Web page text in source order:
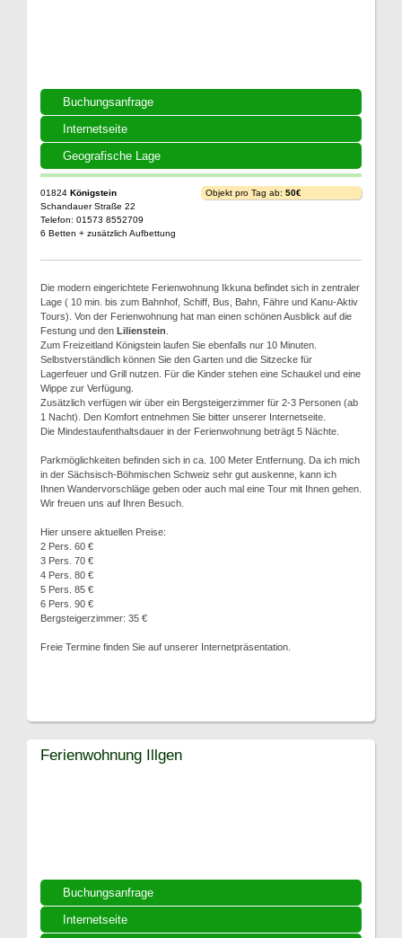
Buchungsanfrage
Internetseite
Geografische Lage
01824 Königstein
Schandauer Straße 22
Telefon: 01573 8552709
6 Betten + zusätzlich Aufbettung
Objekt pro Tag ab: 50€
Die modern eingerichtete Ferienwohnung Ikkuna befindet sich in zentraler
Lage ( 10 min. bis zum Bahnhof, Schiff, Bus, Bahn, Fähre und Kanu-Aktiv
Tours). Von der Ferienwohnung hat man einen schönen Ausblick auf die
Festung und den Lilienstein
Zum Freizeitland Königstein laufen Sie ebenfalls nur 10 Minuten.
Selbstverständlich können Sie den Garten und die Sitzecke für
Lagerfeuer und Grill nutzen. Für die Kinder stehen eine Schaukel und eine
Wippe zur Verfügung.
Zusätzlich verfügen wir über ein Bergsteigerzimmer für 2-3 Personen (ab
1 Nacht). Den Komfort entnehmen Sie bitter unserer Internetseite.
Die Mindestaufenthaltsdauer in der Ferienwohnung beträgt 5 Nächte.
Parkmöglichkeiten befinden sich in ca. 100 Meter Entfernung. Da ich mich
in der Sächsisch-Böhmischen Schweiz sehr gut auskenne, kann ich
Ihnen Wandervorschläge geben oder auch mal eine Tour mit Ihnen gehen.
Wir freuen uns auf Ihren Besuch.
Hier unsere aktuellen Preise:
2 Pers. 60 €
3 Pers. 70 €
4 Pers. 80 €
5 Pers. 85 €
6 Pers. 90 €
Bergsteigerzimmer: 35 €
Freie Termine finden Sie auf unserer Internetpräsentation.
Buchungsanfrage
Internetseite
Ferienwohnung Illgen